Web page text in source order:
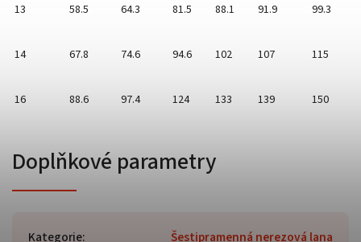
13 58.5 64.3 81.5 88.1 91.9 99.3
14 67.8 74.6 94.6 102 107 115
16 88.6 97.4 124 133 139 150
Doplňkové parametry
Kategorie: Šestipramenná nerezová lana